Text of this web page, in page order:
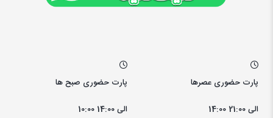
پارت حضوری صبح ها
10:00 الی 14:00
پارت حضوری عصرها
14:00 الی 21:00